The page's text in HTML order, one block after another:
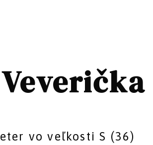
vo veľkosti S (36)